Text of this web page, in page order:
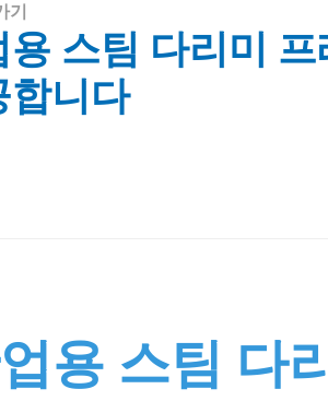
기
용 스팀 다리미
합니다
용 스팀 다